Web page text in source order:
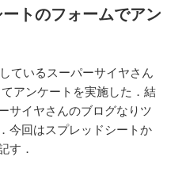
トのフォームでアン
ているスーパーサイヤさん
アンケートを実施した．結
サイヤさんのブログなりツ
今回はスプレッドシートか
す．